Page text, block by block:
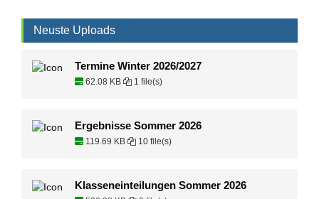
Neuste Uploads
Termine Winter 2026/2027
62.08 KB 1 file(s)
Ergebnisse Sommer 2026
119.69 KB 10 file(s)
Klasseneinteilungen Sommer 2026